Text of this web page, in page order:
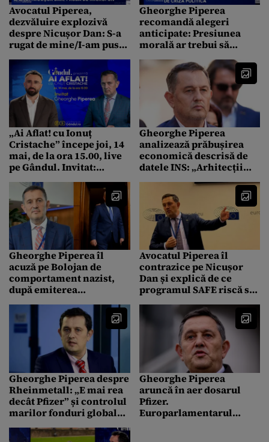
Avocatul Piperea,
dezvăluire explozivă
despre Nicușor Dan: S-a
rugat de mine/I-am pus
exact invers
Gheorghe Piperea
recomandă alegeri
anticipate: Presiunea
morală ar trebui să
politicieni care se
respectă
„Ai Aflat! cu Ionuț
Cristache” începe joi, 14
mai, de la ora 15.00, live
pe Gândul. Invitat:
Gheorghe Piperea
analizează prăbușirea
economică descrisă de
datele INS: „Arhitecții
Gheorghe Piperea îl
acuză pe Bolojan de
comportament nazist,
după emiterea
mod ilegal
Avocatul Piperea îl
contrazice pe Nicușor
Dan și explică de ce
programul SAFE riscă să
demiterea Guvernului
Gheorghe Piperea despre
Rheinmetall: „E mai rea
decât Pfizer” și controlul
marilor fonduri globale
apărare
Gheorghe Piperea
aruncă în aer dosarul
Pfizer.
Europarlamentarul